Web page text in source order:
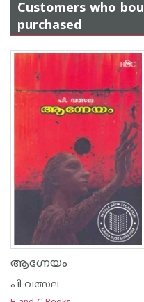
Customers who
purchased
ആഗ്നേയം
പി വത്സല